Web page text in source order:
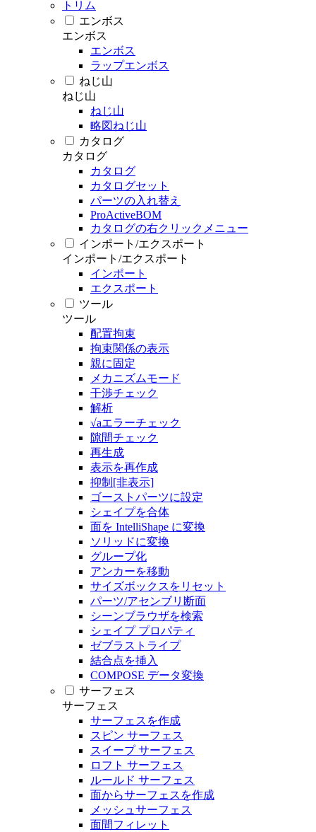
トリム
エンボス
エンボス
エンボス
ラップエンボス
ねじ山
ねじ山
ねじ山
略図ねじ山
カタログ
カタログ
カタログ
カタログセット
パーツの入れ替え
ProActiveBOM
カタログの右クリックメニュー
インポート/エクスポート
インポート/エクスポート
インポート
エクスポート
ツール
ツール
配置拘束
拘束関係の表示
親に固定
メカニズムモード
干渉チェック
解析
√aエラーチェック
隙間チェック
再生成
表示を再作成
抑制[非表示]
ゴーストパーツに設定
シェイプを合体
面を IntelliShape に変換
ソリッドに変換
グループ化
アンカーを移動
サイズボックスをリセット
パーツ/アセンブリ断面
シーンブラウザを検索
シェイプ プロパティ
ゼブラストライプ
結合点を挿入
COMPOSE データ変換
サーフェス
サーフェス
サーフェスを作成
スピン サーフェス
スイープ サーフェス
ロフト サーフェス
ルールド サーフェス
面からサーフェスを作成
メッシュサーフェス
面間フィレット